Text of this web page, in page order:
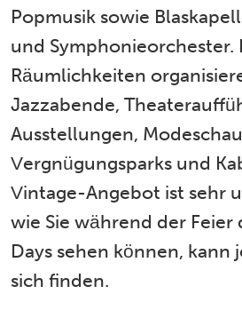
Popmusik sowie
und Symphonieorchester.
Räumlichkeiten
Jazzabende,
Ausstellungen,
Vergnügungsparks und
Vintage-Angebot ist sehr
wie Sie während der Feier
Days sehen können, kann
sich finden.